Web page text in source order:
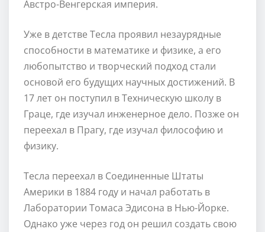
Австро-Венгерская империя.
Уже в детстве Тесла проявил незаурядные
способности в математике и физике, а его
любопытство и творческий подход стали
основой его будущих научных достижений. В
17 лет он поступил в Техническую школу в
Граце, где изучал инженерное дело. Позже он
переехал в Прагу, где изучал философию и
физику.
Тесла переехал в Соединенные Штаты
Америки в 1884 году и начал работать в
Лаборатории Томаса Эдисона в Нью-Йорке.
Однако уже через год он решил создать свою